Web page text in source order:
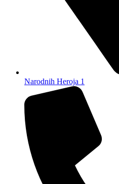
Narodnih Heroja 1